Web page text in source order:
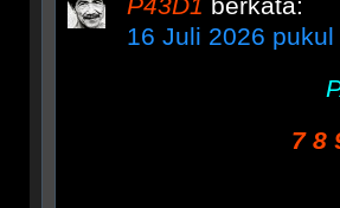
P43D1 berkata:
16 Juli 2026 pukul
7 8